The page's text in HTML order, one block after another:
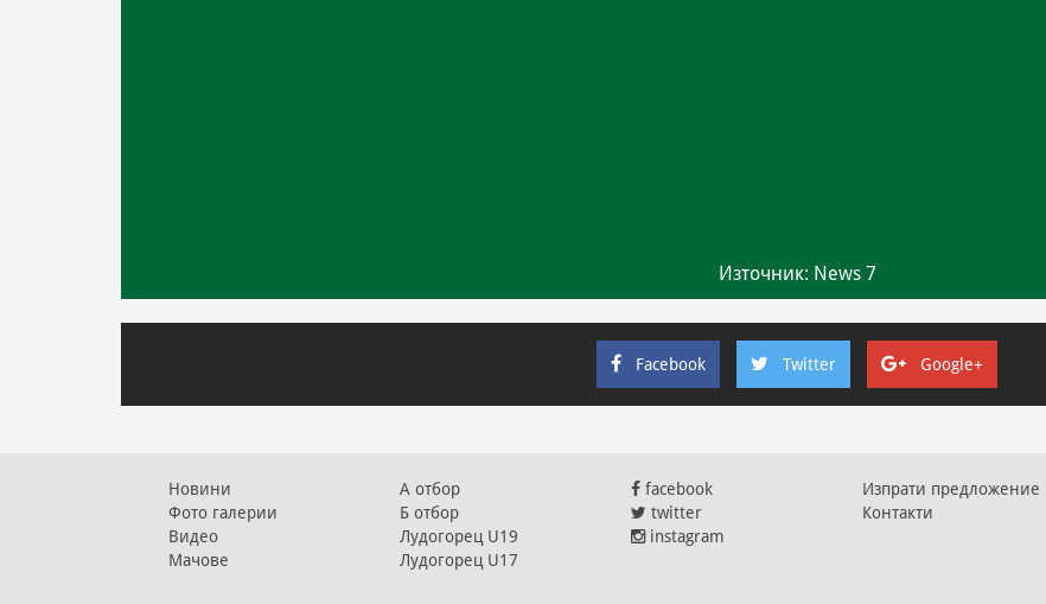
Източник: News 7
Facebook Twitter Google+
Новини
Фото галерии
Видео
Мачове
А отбор
Б отбор
Лудогорец U19
Лудогорец U17
facebook
twitter
instagram
Изпрати предложение
Контакти